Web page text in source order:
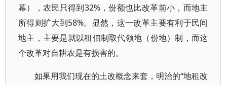
幕），农民只得到32%，份额也比改革前小，而地主
所得则扩大到58%。显然，这一改革主要有利于民间
地主，主要是就以租佃制取代领地（份地）制，而这
个改革对自耕农是有损害的。
如果用我们现在的土改概念来套，明治的“地租改